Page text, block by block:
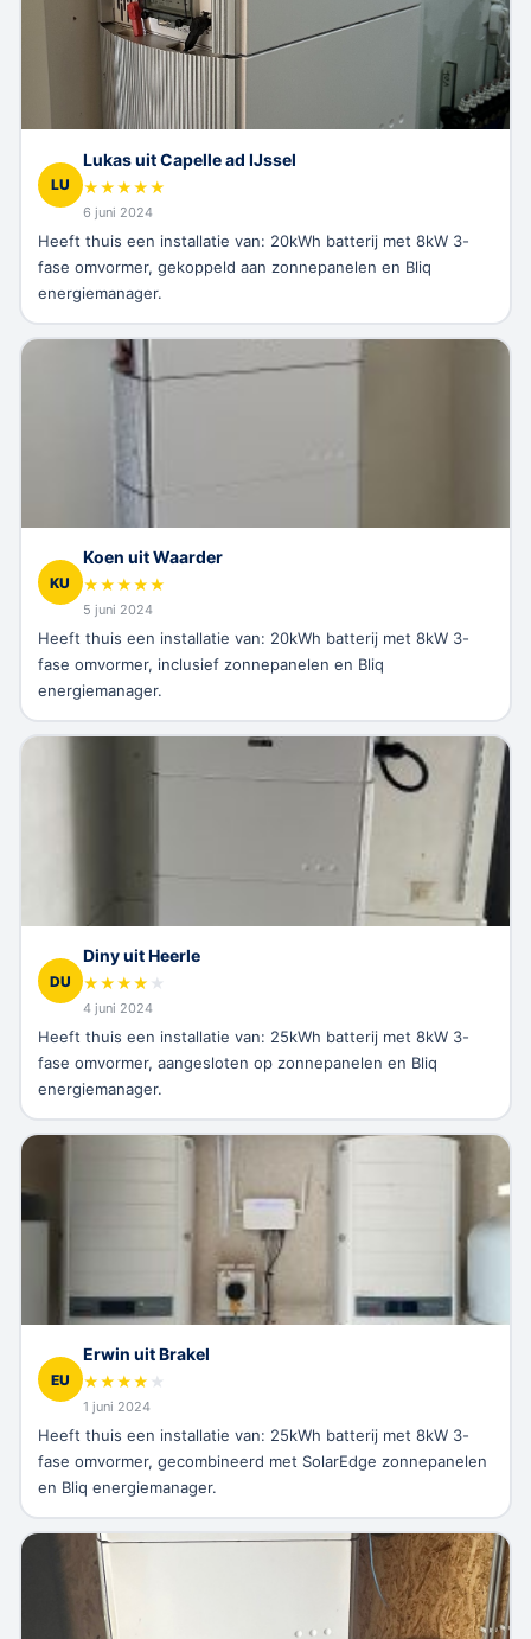
LU
Lukas uit Capelle ad IJssel
★★★★★
6 juni 2024
Heeft thuis een installatie van: 20kWh batterij met 8kW 3-
fase omvormer, gekoppeld aan zonnepanelen en Bliq
energiemanager.
KU
Koen uit Waarder
★★★★★
5 juni 2024
Heeft thuis een installatie van: 20kWh batterij met 8kW 3-
fase omvormer, inclusief zonnepanelen en Bliq
energiemanager.
DU
Diny uit Heerle
★★★★ ★
4 juni 2024
Heeft thuis een installatie van: 25kWh batterij met 8kW 3-
fase omvormer, aangesloten op zonnepanelen en Bliq
energiemanager.
EU
Erwin uit Brakel
★★★★ ★
1 juni 2024
Heeft thuis een installatie van: 25kWh batterij met 8kW 3-
fase omvormer, gecombineerd met SolarEdge zonnepanelen
en Bliq energiemanager.